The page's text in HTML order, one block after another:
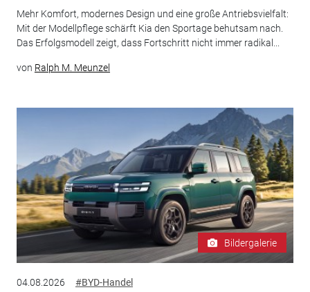
Mehr Komfort, modernes Design und eine große Antriebsvielfalt:
Mit der Modellpflege schärft Kia den Sportage behutsam nach.
Das Erfolgsmodell zeigt, dass Fortschritt nicht immer radikal...
von Ralph M. Meunzel
Bildergalerie
04.08.2026 #BYD-Handel